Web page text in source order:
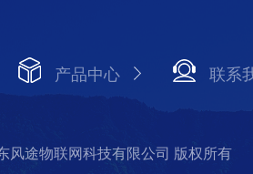
产品中心 联系
风途物联网科技有限公司 版权所有